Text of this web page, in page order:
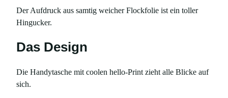
t
H
L
O
Der Aufdruck aus samtig weicher Flockfolie ist ein toller
Hingucker.
Das Design
Die Handytasche mit coolen hello-Print zieht alle Blicke auf
sich.